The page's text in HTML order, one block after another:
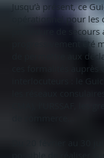
Jusqu’à présent, ce
opérationnel pour les
procédure de secours
progressivement été
de permettre aux
ces formalités auprès
interlocuteurs : le
les réseaux
CMA), l’URSSAF, les